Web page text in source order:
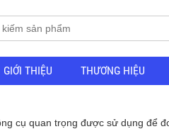
GIỚI THIỆU THƯƠNG HIỆU
cụ quan trọng được sử dụng để